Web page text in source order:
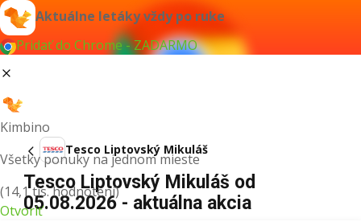
Aktuálne letáky vždy po ruke
Pridať do Chrome - ZADARMO
Kimbino
Všetky ponuky na jednom mieste
(14,1 tis. hodnotení)
Otvoriť
Tesco Liptovský Mikuláš
Tesco Liptovský Mikuláš od
05.08.2026 - aktuálna akcia